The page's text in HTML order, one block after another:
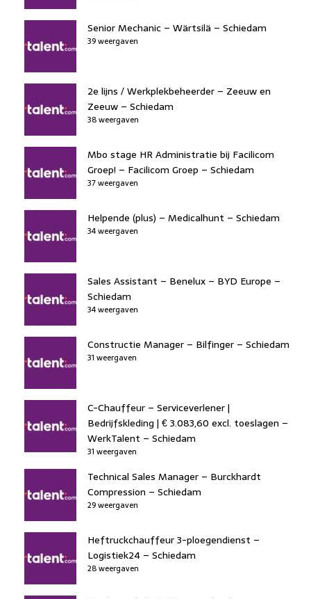
Senior Mechanic – Wärtsilä – Schiedam
39 weergaven
2e lijns / Werkplekbeheerder – Zeeuw en
Zeeuw – Schiedam
38 weergaven
Mbo stage HR Administratie bij Facilicom
Groep! – Facilicom Groep – Schiedam
37 weergaven
Helpende (plus) – Medicalhunt – Schiedam
34 weergaven
Sales Assistant – Benelux – BYD Europe –
Schiedam
34 weergaven
Constructie Manager – Bilfinger – Schiedam
31 weergaven
C-Chauffeur – Serviceverlener |
Bedrijfskleding | € 3.083,60 excl. toeslagen –
WerkTalent – Schiedam
31 weergaven
Technical Sales Manager – Burckhardt
Compression – Schiedam
29 weergaven
Heftruckchauffeur 3-ploegendienst –
Logistiek24 – Schiedam
28 weergaven